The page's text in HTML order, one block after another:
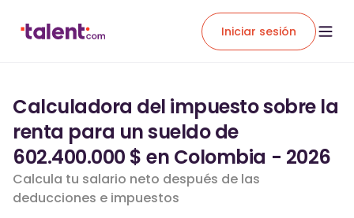
Iniciar sesión
Calculadora del impuesto sobre la
renta para un sueldo de
602.400.000 $ en Colombia - 2026
Calcula tu salario neto después de las
deducciones e impuestos